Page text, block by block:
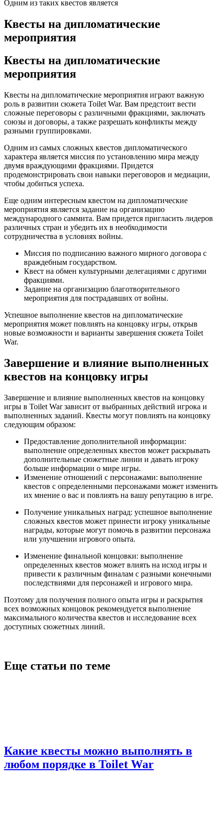
Одним из таких квестов является
Квесты на дипломатические
мероприятия
Квесты на дипломатические
мероприятия
Квесты на дипломатические мероприятия играют важную
роль в развитии сюжета Toilet War. Вам предстоит вести
сложные переговоры с различными фракциями, заключать
союзы и договоры, а также разрешать конфликты между
разными группировками.
Одним из самых сложных квестов дипломатического
характера является миссия по установлению мира между
двумя враждующими фракциями. Придется
продемонстрировать свои навыки переговоров и медиации,
чтобы добиться успеха.
Еще одним интересным квестом на дипломатические
мероприятия является задание на организацию
международного саммита. Вам придется пригласить лидеров
различных стран и убедить их в необходимости
сотрудничества в условиях войны.
Миссия по подписанию важного мирного договора с
враждебным государством.
Квест на обмен культурными делегациями с другими
фракциями.
Задание на организацию благотворительного
мероприятия для пострадавших от войны.
Успешное выполнение квестов на дипломатические
мероприятия может повлиять на концовку игры, открыв
новые возможности и варианты завершения сюжета Toilet
War.
Завершение и влияние выполненных
квестов на концовку игры
Завершение и влияние выполненных квестов на концовку
игры в Toilet War зависит от выбранных действий игрока и
выполненных заданий. Квесты могут повлиять на концовку
следующим образом:
Предоставление дополнительной информации:
выполнение определенных квестов может раскрывать
дополнительные сюжетные линии и давать игроку
больше информации о мире игры.
Изменение отношений с персонажами: выполнение
квестов с определенными персонажами может изменить
их мнение о вас и повлиять на вашу репутацию в игре.
Получение уникальных наград: успешное выполнение
сложных квестов может принести игроку уникальные
награды, которые могут помочь в развитии персонажа
или улучшении игрового опыта.
Изменение финальной концовки: выполнение
определенных квестов может влиять на исход игры и
привести к различным финалам с разными конечными
последствиями для персонажей и игрового мира.
Поэтому для получения полного опыта игры и раскрытия
всех возможных концовок рекомендуется выполнение
максимального количества квестов и исследование всех
доступных сюжетных линий.
Еще статьи по теме
Какие квесты можно выполнять в
любом порядке в Toilet War